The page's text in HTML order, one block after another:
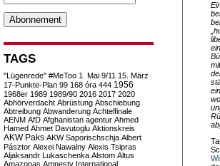
TAGS
"Lügenrede" #MeToo 1. Mai 9/11 15. März
17-Punkte-Plan 99 168 óra 444 1956
1968er 1989 1989/90 2016 2017 2020
Abhörverdacht Abrüstung Abschiebung
Abtreibung Abwanderung Achtelfinale
AENM AfD Afghanistan agentur Ahmed
Hamed Ahmet Davutoglu Aktionskreis
AKW Paks AKW Saporischschja Albert
Pásztor Alexei Nawalny Alexis Tsipras
Aljaksandr Lukaschenka Alstom Altus
Amazonas Amnesty International